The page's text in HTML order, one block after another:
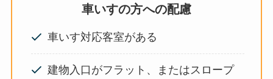
車いすの方への配慮
車いす対応客室がある
建物入口がフラット、またはスロープ